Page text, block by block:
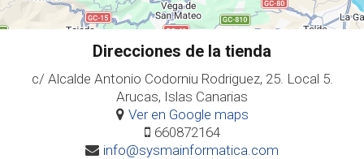
Direcciones de la tienda
c/ Alcalde Antonio Codorniu Rodriguez, 25. Local 5.
Arucas, Islas Canarias
Ver en Google maps
660872164
info@sysmainformatica.com